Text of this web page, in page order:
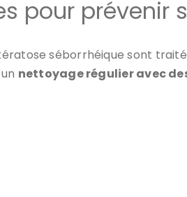
pour prévenir
séborrhéique sont
nettoyage régulier avec